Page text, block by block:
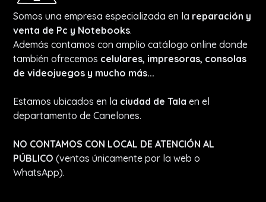
Somos una empresa especializada en la reparación y
venta de Pc y Notebooks.
Además contamos con amplio catálogo online donde
también ofrecemos celulares, impresoras, consolas
de videojuegos y mucho más...
Estamos ubicados en la ciudad de Tala en el
departamento de Canelones.
NO CONTAMOS CON LOCAL DE ATENCIÓN AL
PÚBLICO (ventas únicamente por la web o
WhatsApp).